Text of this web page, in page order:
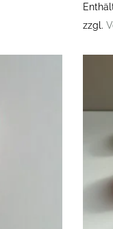
zzgl.